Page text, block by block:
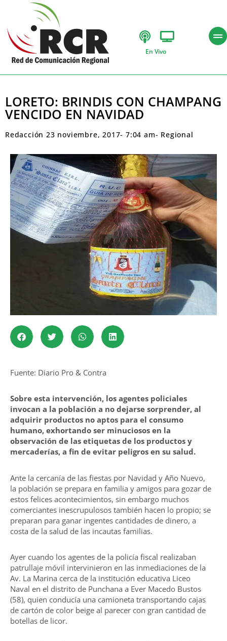
En Vivo
LORETO: BRINDIS CON CHAMPANG
VENCIDO EN NAVIDAD
Redacción 23 noviembre, 2017- 7:04 am- Regional
Fuente: Diario Pro & Contra
Sobre esta intervención, los agentes policiales
invocan a la población a no dejarse sorprender, al
adquirir productos no aptos para el consumo
humano, exhortando ser minuciosos en la
observación de las etiquetas de los productos y
mercaderías, a fin de evitar peligros en su salud.
Ante la cercanía de las fiestas por Navidad y Año Nuevo,
la población se prepara en familia y amigos para gozar de
estos felices acontecimientos, sin embargo muchos
comerciantes inescrupulosos también hacen lo propio; se
preparan para ganar ingentes cantidades de dinero, a
costa de la salud de las incautas familias.
Ayer cuando los agentes de la policía fiscal realizaban
patrullaje móvil intervinieron en las inmediaciones de la
Av. La Marina cerca de la institución educativa Liceo
Naval en el distrito de Punchana a Ever Macedo Bustos
(58), quien conducía una camioneta transportando cajas
de cartón de color beige al parecer con gran cantidad de
botellas de licor.